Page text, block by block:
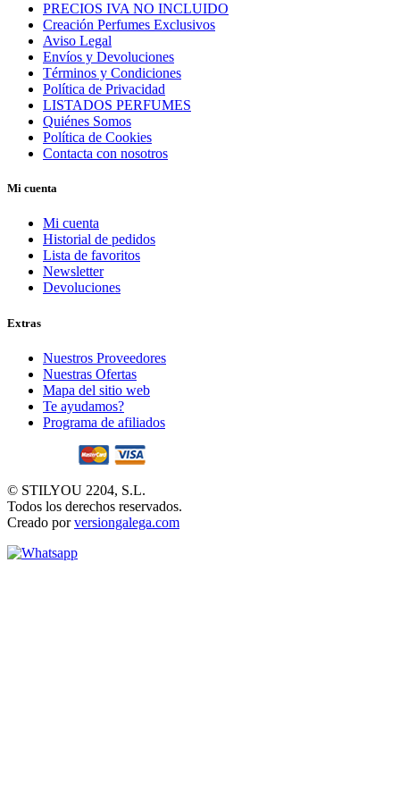
PRECIOS IVA NO INCLUIDO
Creación Perfumes Exclusivos
Aviso Legal
Envíos y Devoluciones
Términos y Condiciones
Política de Privacidad
LISTADOS PERFUMES
Quiénes Somos
Política de Cookies
Contacta con nosotros
Mi cuenta
Mi cuenta
Historial de pedidos
Lista de favoritos
Newsletter
Devoluciones
Extras
Nuestros Proveedores
Nuestras Ofertas
Mapa del sitio web
Te ayudamos?
Programa de afiliados
© STILYOU 2204, S.L.
Todos los derechos reservados.
Creado porversiongalega.com